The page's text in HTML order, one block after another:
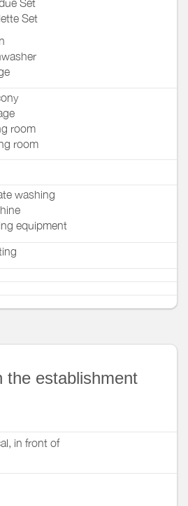
Set
room
room
washing
equipment
the establishment
in front of